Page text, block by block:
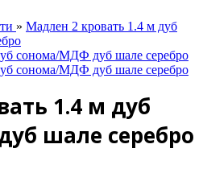
» Мадлен 2 кровать 1.4 м дуб
1.4 м дуб
шале серебро